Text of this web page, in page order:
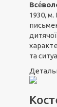
1930,
та